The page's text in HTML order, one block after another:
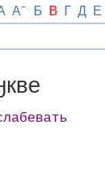
А Б В Г Д Е